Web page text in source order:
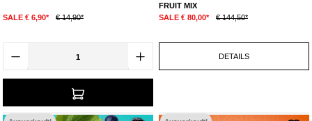
SALE € 6,90* € 14,90*
FRUIT MIX
SALE € 80,00*
€ 144,50*
DETAILS